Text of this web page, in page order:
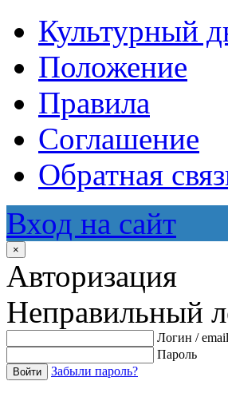
Культурный
Положение
Правила
Соглашение
Обратная
Вход на сайт
×
Авторизация
Неправильный
Логин / email
Пароль
Войти Забыли пароль?